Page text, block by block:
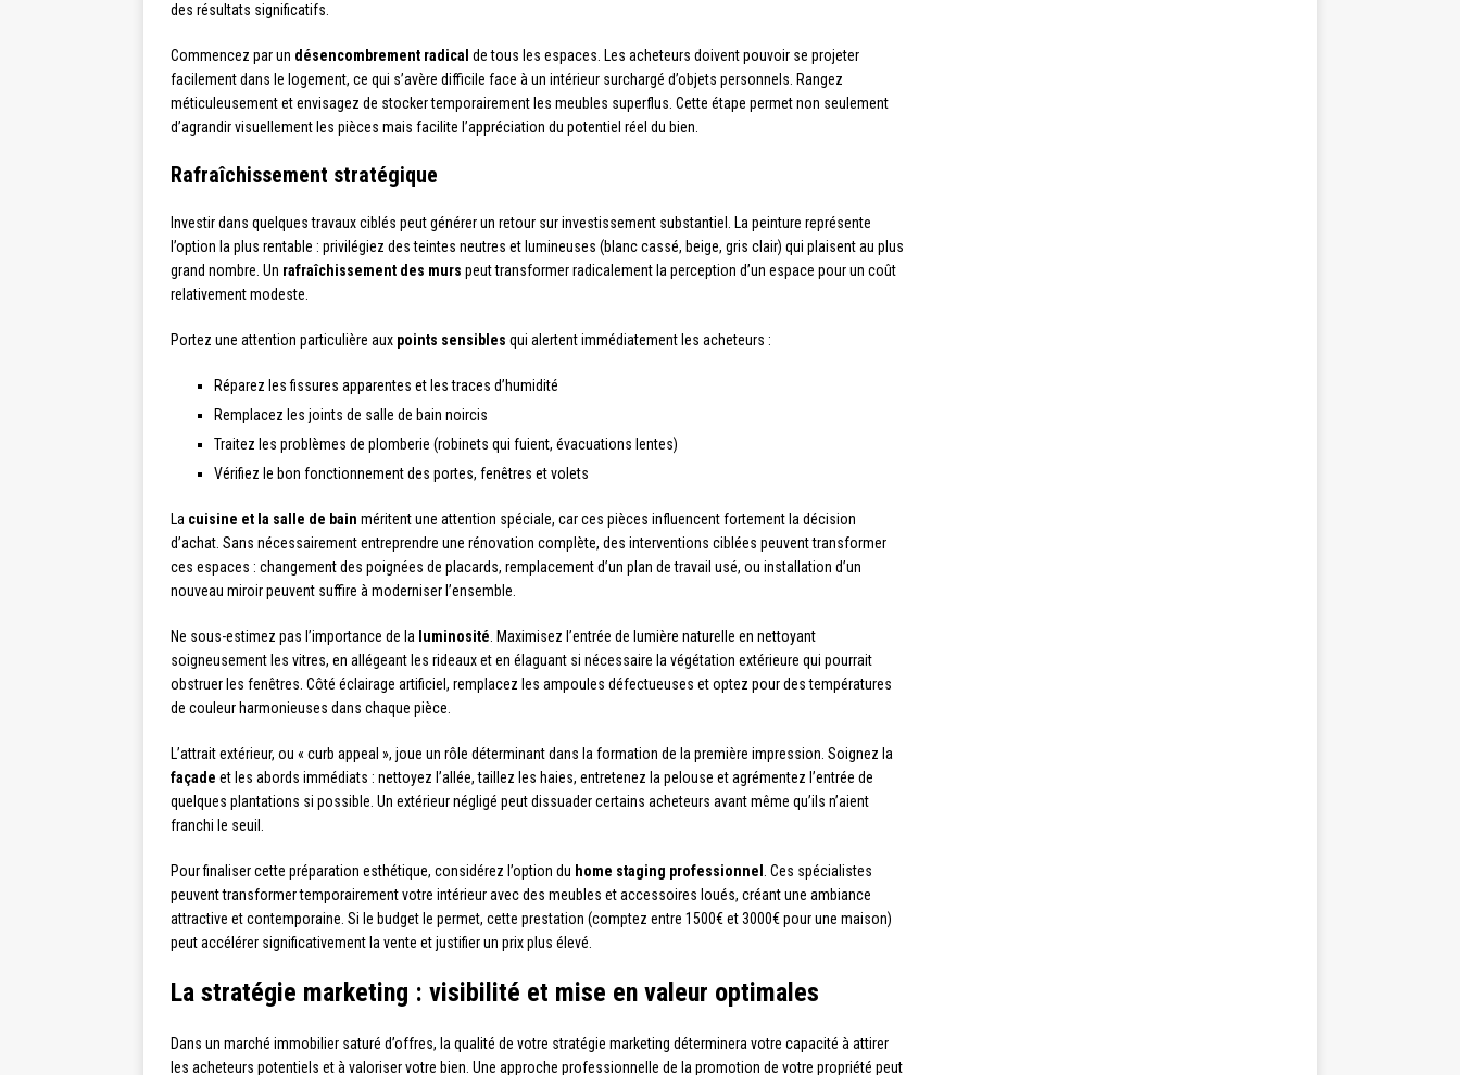
des résultats significatifs.
Commencez par un désencombrement radical de tous les espaces. Les acheteurs doivent pouvoir se projeter
facilement dans le logement, ce qui s’avère difficile face à un intérieur surchargé d’objets personnels. Rangez
méticuleusement et envisagez de stocker temporairement les meubles superflus. Cette étape permet non seulement
d’agrandir visuellement les pièces mais facilite l’appréciation du potentiel réel du bien.
Rafraîchissement stratégique
Investir dans quelques travaux ciblés peut générer un retour sur investissement substantiel. La peinture représente
l’option la plus rentable : privilégiez des teintes neutres et lumineuses (blanc cassé, beige, gris clair) qui plaisent au plus
grand nombre. Un rafraîchissement des murs peut transformer radicalement la perception d’un espace pour un coût
relativement modeste.
Portez une attention particulière aux points sensibles qui alertent immédiatement les acheteurs :
Réparez les fissures apparentes et les traces d’humidité
Remplacez les joints de salle de bain noircis
Traitez les problèmes de plomberie (robinets qui fuient, évacuations lentes)
Vérifiez le bon fonctionnement des portes, fenêtres et volets
La cuisine et la salle de bain méritent une attention spéciale, car ces pièces influencent fortement la décision
d’achat. Sans nécessairement entreprendre une rénovation complète, des interventions ciblées peuvent transformer
ces espaces : changement des poignées de placards, remplacement d’un plan de travail usé, ou installation d’un
nouveau miroir peuvent suffire à moderniser l’ensemble.
Ne sous-estimez pas l’importance de la luminosité . Maximisez l’entrée de lumière naturelle en nettoyant
soigneusement les vitres, en allégeant les rideaux et en élaguant si nécessaire la végétation extérieure qui pourrait
obstruer les fenêtres. Côté éclairage artificiel, remplacez les ampoules défectueuses et optez pour des températures
de couleur harmonieuses dans chaque pièce.
L’attrait extérieur, ou « curb appeal », joue un rôle déterminant dans la formation de la première impression. Soignez la
façade et les abords immédiats : nettoyez l’allée, taillez les haies, entretenez la pelouse et agrémentez l’entrée de
quelques plantations si possible. Un extérieur négligé peut dissuader certains acheteurs avant même qu’ils n’aient
franchi le seuil.
Pour finaliser cette préparation esthétique, considérez l’option du home staging professionnel
. Ces spécialistes
peuvent transformer temporairement votre intérieur avec des meubles et accessoires loués, créant une ambiance
attractive et contemporaine. Si le budget le permet, cette prestation (comptez entre 1500€ et 3000€ pour une maison)
peut accélérer significativement la vente et justifier un prix plus élevé.
La stratégie marketing : visibilité et mise en valeur optimales
Dans un marché immobilier saturé d’offres, la qualité de votre stratégie marketing déterminera votre capacité à attirer
les acheteurs potentiels et à valoriser votre bien. Une approche professionnelle de la promotion de votre propriété peut